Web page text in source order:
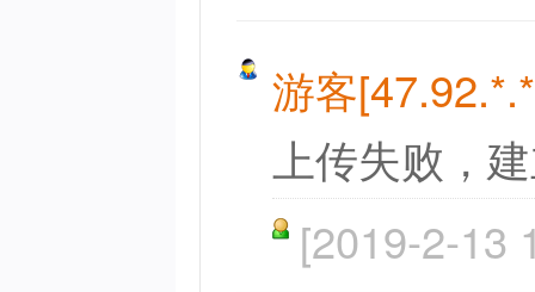
游客
上传失败，
[2019-2-13